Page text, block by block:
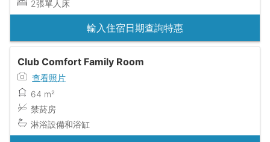
2張單人床
輸入住宿日期查詢特惠
Club Comfort Family Room
查看照片
64 m²
禁菸房
淋浴設備和浴缸